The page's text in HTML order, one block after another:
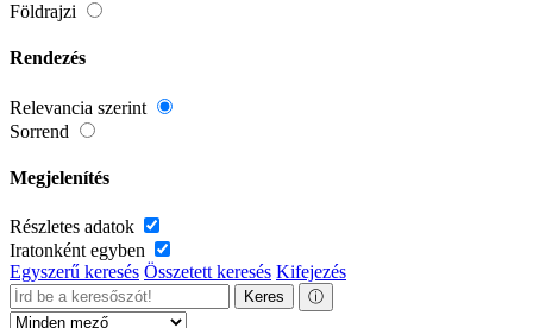
Földrajzi
Rendezés
Relevancia szerint
Sorrend
Megjelenítés
Részletes adatok
Iratonként egyben
Egyszerű keresés Összetett keresés Kifejezés
Keres ⓘ